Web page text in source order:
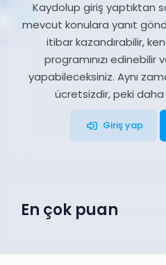
Kaydolup giriş yaptıktan
mevcut konulara yanıt
itibar kazandırabilir,
programınızı edinebilir
yapabileceksiniz. Aynı
ücretsizdir, peki
Giriş yap
En çok puan